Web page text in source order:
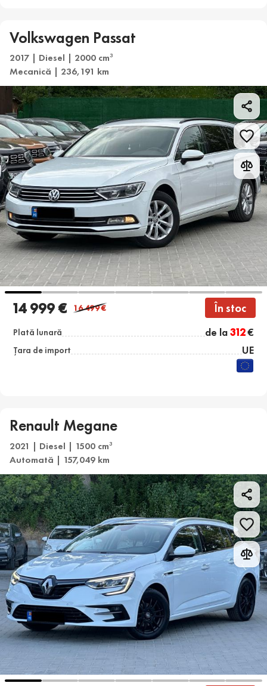
Volkswagen Passat
2017 | Diesel | 2000 cm3
Mecanică | 236,191 km
14 999 € 16 499€ În stoc
Plată lunară de la312€
Țara de import UE
Renault Megane
2021 | Diesel | 1500 cm3
Automată | 157,049 km